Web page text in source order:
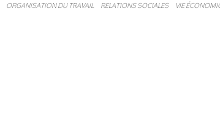
ORGANISATION DU TRAVAIL RELATIONS SOCIALES VIE